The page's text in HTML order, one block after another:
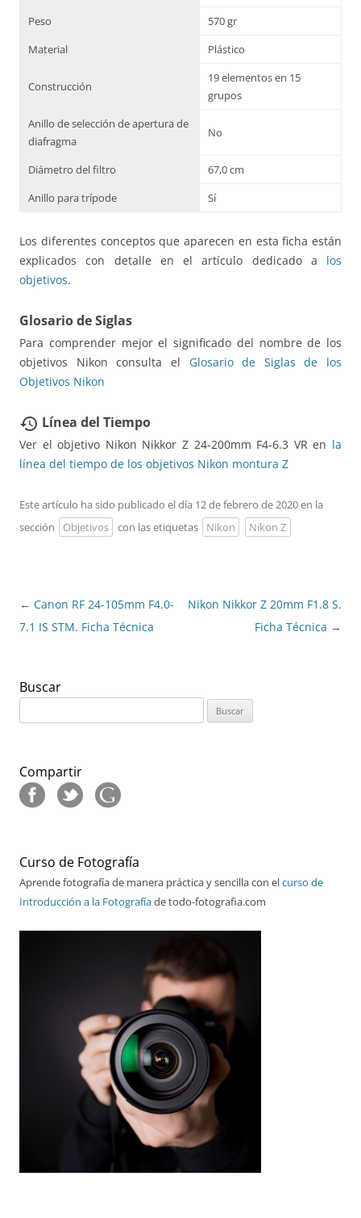
Peso
570 gr
Material
Plástico
Construcción
19 elementos en 15
grupos
Anillo de selección de apertura de
diafragma
No
Diámetro del filtro
67,0 cm
Anillo para trípode
Sí
Los diferentes conceptos que aparecen en esta ficha están
explicados con detalle en el artículo dedicado a los
objetivos.
Glosario de Siglas
Para comprender mejor el significado del nombre de los
objetivos Nikon consulta el Glosario de Siglas de los
Objetivos Nikon
restore Línea del Tiempo
Ver el objetivo Nikon Nikkor Z 24-200mm F4-6.3 VR en la
línea del tiempo de los objetivos Nikon montura Z
Este artículo ha sido publicado el día 12 de febrero de 2020 en la
sección
Objetivos con las etiquetas Nikon Nikon Z
Navegación
de
← Canon RF 24-105mm F4.0-
7.1 IS STM. Ficha Técnica
Nikon Nikkor Z 20mm F1.8 S.
Ficha Técnica →
Buscar
Compartir
Curso de Fotografía
Aprende fotografía de manera práctica y sencilla con elcurso de
Introducción a la Fotografíade todo-fotografia.com